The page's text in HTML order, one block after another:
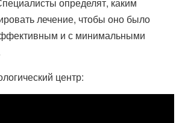
лечение, чтобы оно было
и с минимальными
центр: